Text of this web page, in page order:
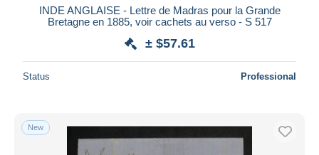
INDE ANGLAISE - Lettre de Madras pour la Grande
Bretagne en 1885, voir cachets au verso - S 517
± $57.61
Status Professional
New